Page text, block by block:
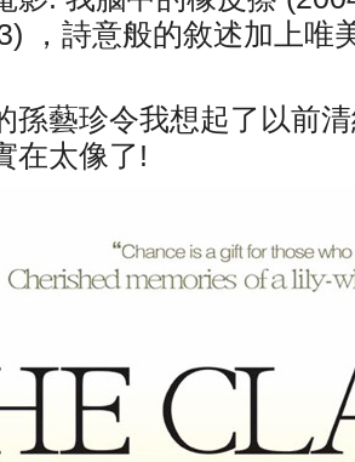
，詩意般的敘述加上唯
孫藝珍令我想起了以前
在太像了!